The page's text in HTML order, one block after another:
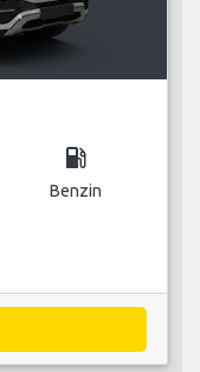
local_gas_station
Benzin